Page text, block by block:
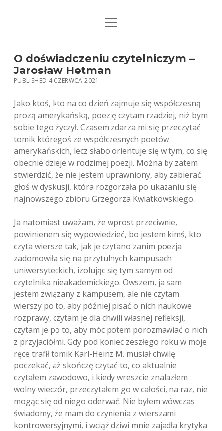
STRONA GŁÓWNA
MUZYKA
open
O doświadczeniu czytelniczym –
Jarosław Hetman
PUBLISHED 4 CZERWCA 2021
Jako ktoś, kto na co dzień zajmuje się współczesną
prozą amerykańską, poezję czytam rzadziej, niż bym
sobie tego życzył. Czasem zdarza mi się przeczytać
tomik któregoś ze współczesnych poetów
amerykańskich, lecz słabo orientuje się w tym, co się
obecnie dzieje w rodzimej poezji. Można by zatem
stwierdzić, że nie jestem uprawniony, aby zabierać
głoś w dyskusji, która rozgorzała po ukazaniu się
najnowszego zbioru Grzegorza Kwiatkowskiego.
Ja natomiast uważam, że wprost przeciwnie,
powinienem się wypowiedzieć, bo jestem kimś, kto
czyta wiersze tak, jak je czytano zanim poezja
zadomowiła się na przytulnych kampusach
uniwersyteckich, izolując się tym samym od
czytelnika nieakademickiego. Owszem, ja sam
jestem związany z kampusem, ale nie czytam
wierszy po to, aby później pisać o nich naukowe
rozprawy, czytam je dla chwili własnej refleksji,
czytam je po to, aby móc potem porozmawiać o nich
z przyjaciółmi. Gdy pod koniec zeszłego roku w moje
ręce trafił tomik Karl-Heinz M. musiał chwilę
poczekać, aż skończę czytać to, co aktualnie
czytałem zawodowo, i kiedy wreszcie znalazłem
wolny wieczór, przeczytałem go w całości, na raz, nie
mogąc się od niego oderwać. Nie byłem wówczas
świadomy, że mam do czynienia z wierszami
kontrowersyjnymi, i wciąż dziwi mnie zajadła krytyka